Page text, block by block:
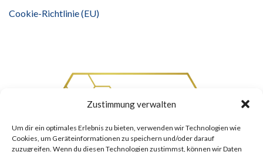
Zustimmung verwalten
Um dir ein optimales Erlebnis zu bieten, verwenden wir Technologien wie
Cookies, um Geräteinformationen zu speichern und/oder darauf
zuzugreifen. Wenn du diesen Technologien zustimmst, können wir Daten
Cookie-Richtlinie (EU)